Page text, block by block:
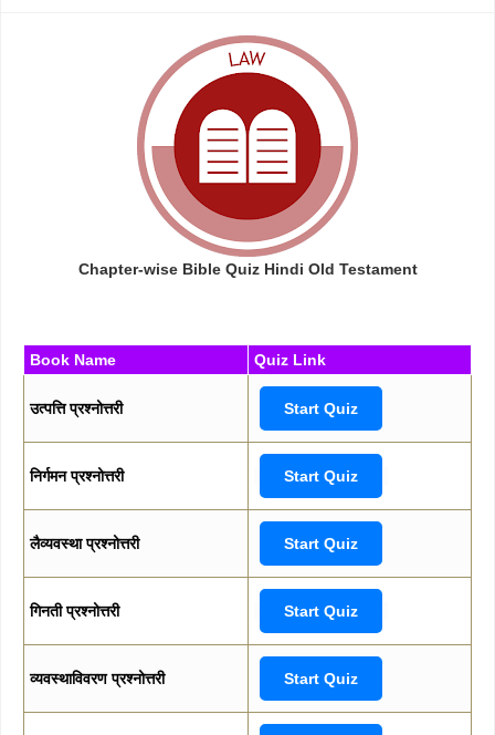
Chapter-wise Bible Quiz Hindi Old Testament
Book Name Quiz Link
उत्पत्ति प्रश्नोत्तरी Start Quiz
निर्गमन प्रश्नोत्तरी Start Quiz
लैव्यवस्था प्रश्नोत्तरी Start Quiz
गिनती प्रश्नोत्तरी Start Quiz
व्यवस्थाविवरण प्रश्नोत्तरी Start Quiz